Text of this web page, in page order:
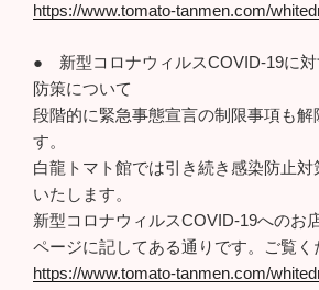
https://www.tomato-tanmen.com/
● 新型コロナウィルスCOVID-19に
防策について
段階的に緊急事態宣言の制限事項も解
す。
白龍トマト館では引き続き感染防止
いたします。
新型コロナウィルスCOVID-19へのお
ページに記してある通りです。ご覧く
https://www.tomato-tanmen.com/